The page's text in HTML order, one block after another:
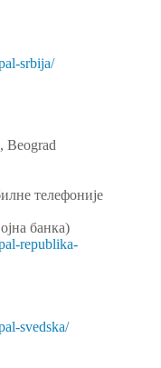
srbija/
Beograd
телефоније
банка)
republika-
svedska/